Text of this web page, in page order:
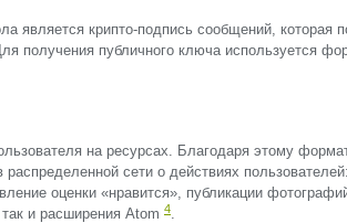
является крипто-подпись сообщений, которая
получения публичного ключа используется
на ресурсах. Благодаря этому
сети о действиях пользователей:
оценки «нравится», публикации
и расширения Atom 4.